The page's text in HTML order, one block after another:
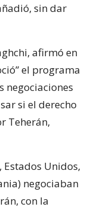
sin dar
afirmó en
el programa
negociaciones
si el derecho
Teherán,
Estados Unidos,
negociaban
con la